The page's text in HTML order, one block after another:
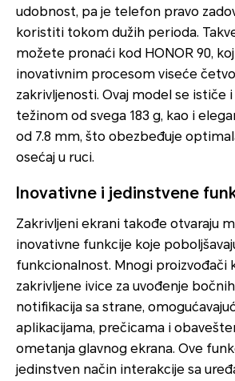
udobnost, pa je telefon pravo
koristiti tokom dužih perioda.
možete pronaći kod HONOR 90,
inovativnim procesom viseće
zakrivljenosti. Ovaj model se ističe
težinom od svega 183 g, kao i
od 7.8 mm, što obezbeđuje
osećaj u ruci.
Inovativne i jedinstvene
Zakrivljeni ekrani takođe otvaraju
inovativne funkcije koje
funkcionalnost. Mnogi proizvođači
zakrivljene ivice za uvođenje
notifikacija sa strane,
aplikacijama, prečicama i
ometanja glavnog ekrana. Ove
jedinstven način interakcije sa